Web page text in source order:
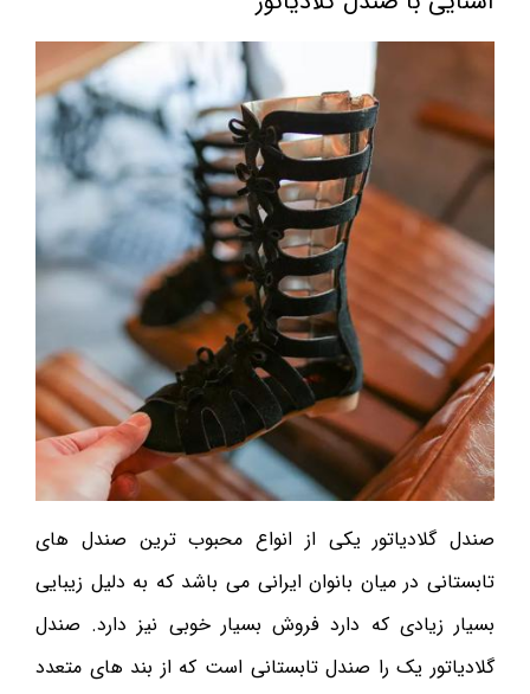
صندل گلادیاتور یکی از انواع محبوب ترین صندل های
تابستانی در میان بانوان ایرانی می باشد که به دلیل زیبایی
بسیار زیادی که دارد فروش بسیار خوبی نیز دارد. صندل
گلادیاتور یک را صندل تابستانی است که از بند های متعدد